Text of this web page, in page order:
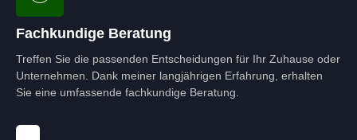
Fachkundige Beratung
Treffen Sie die passenden Entscheidungen für Ihr Zuhause oder
Unternehmen. Dank meiner langjährigen Erfahrung, erhalten
Sie eine umfassende fachkundige Beratung.